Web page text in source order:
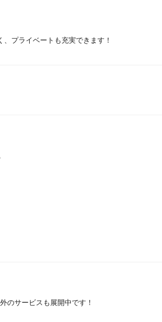
プライベートも充実できます！
のサービスも展開中です！